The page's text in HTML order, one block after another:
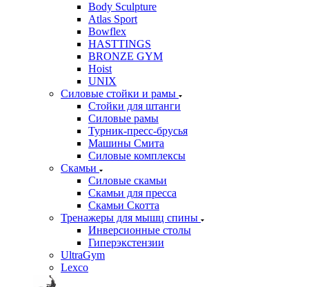
Body Sculpture
Atlas Sport
Bowflex
HASTTINGS
BRONZE GYM
Hoist
UNIX
Силовые стойки и рамы
Стойки для штанги
Силовые рамы
Турник-пресс-брусья
Машины Смита
Силовые комплексы
Скамьи
Силовые скамьи
Скамьи для пресса
Скамьи Скотта
Тренажеры для мышц спины
Инверсионные столы
Гиперэкстензии
UltraGym
Lexco